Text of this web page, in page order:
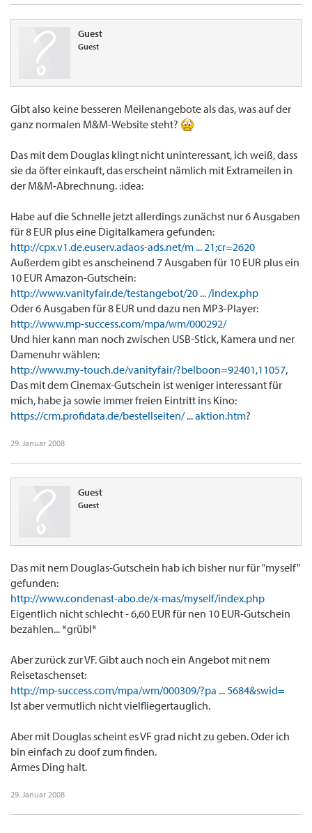
Guest
Guest
Gibt also keine besseren Meilenangebote als das, was auf der
ganz normalen M&M-Website steht?
Das mit dem Douglas klingt nicht uninteressant, ich weiß, dass
sie da öfter einkauft, das erscheint nämlich mit Extrameilen in
der M&M-Abrechnung. :idea:
Habe auf die Schnelle jetzt allerdings zunächst nur 6 Ausgaben
für 8 EUR plus eine Digitalkamera gefunden:
http://cpx.v1.de.euserv.adaos-ads.net/m ... 21;cr=2620
Außerdem gibt es anscheinend 7 Ausgaben für 10 EUR plus ein
10 EUR Amazon-Gutschein:
http://www.vanityfair.de/testangebot/20 ... /index.php
Oder 6 Ausgaben für 8 EUR und dazu nen MP3-Player:
http://www.mp-success.com/mpa/wm/000292/
Und hier kann man noch zwischen USB-Stick, Kamera und ner
Damenuhr wählen:
http://www.my-touch.de/vanityfair/?belboon=92401,11057,
Das mit dem Cinemax-Gutschein ist weniger interessant für
mich, habe ja sowie immer freien Eintritt ins Kino:
https://crm.profidata.de/bestellseiten/ ... aktion.htm?
29. Januar 2008
Guest
Guest
Das mit nem Douglas-Gutschein hab ich bisher nur für "myself"
gefunden:
http://www.condenast-abo.de/x-mas/myself/index.php
Eigentlich nicht schlecht - 6,60 EUR für nen 10 EUR-Gutschein
bezahlen... *grübl*
Aber zurück zur VF. Gibt auch noch ein Angebot mit nem
Reisetaschenset:
http://mp-success.com/mpa/wm/000309/?pa ... 5684&swid=
Ist aber vermutlich nicht vielfliegertauglich.
Aber mit Douglas scheint es VF grad nicht zu geben. Oder ich
bin einfach zu doof zum finden.
Armes Ding halt.
29. Januar 2008